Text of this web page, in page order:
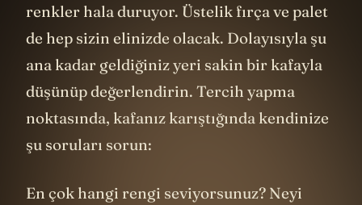
renkler hala duruyor. Üstelik fırça ve palet
de hep sizin elinizde olacak. Dolayısıyla şu
ana kadar geldiğiniz yeri sakin bir kafayla
düşünüp değerlendirin. Tercih yapma
noktasında, kafanız karıştığında kendinize
şu soruları sorun:
En çok hangi rengi seviyorsunuz? Neyi